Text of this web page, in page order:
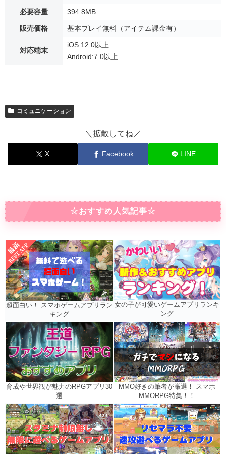
必要容量 394.8MB
販売価格 基本プレイ無料（アイテム課金有）
対応端末
iOS:12.0以上
Android:7.0以上
コミュニケーション
＼拡散してね／
X Facebook LINE
☆おすすめ人気記事☆
超面白い！ スマホゲームアプリラン
キング
女の子が可愛いゲームアプリランキ
ング
育成や世界観が魅力のRPGアプリ30
選
MMO好きの筆者が厳選！ スマホ
MMORPG特集！！